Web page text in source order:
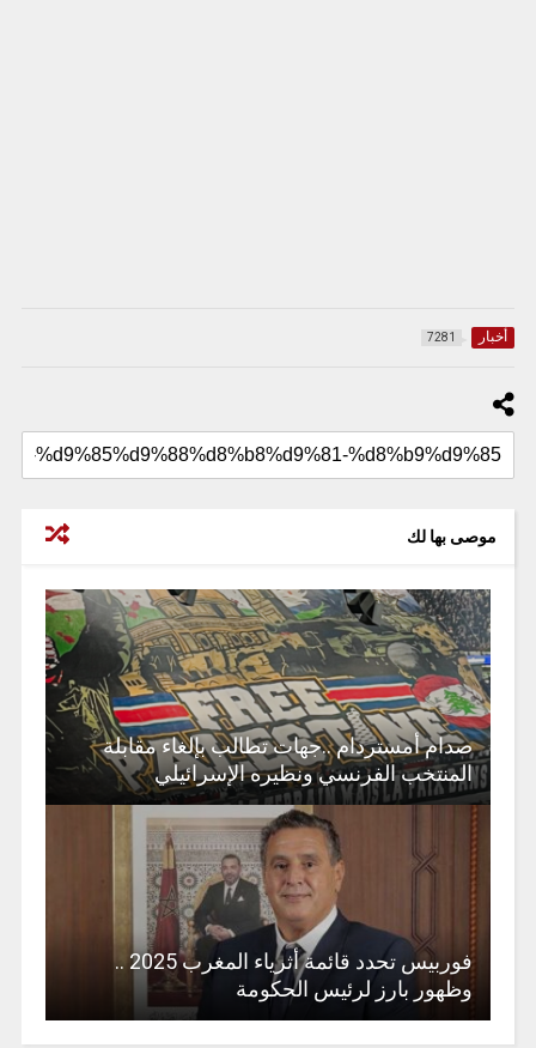
أخبار 7281
موصى بها لك
صدام أمستردام ..جهات تطالب بإلغاء مقابلة
المنتخب الفرنسي ونظيره الإسرائيلي
فوربيس تحدد قائمة أثرياء المغرب 2025 ..
وظهور بارز لرئيس الحكومة